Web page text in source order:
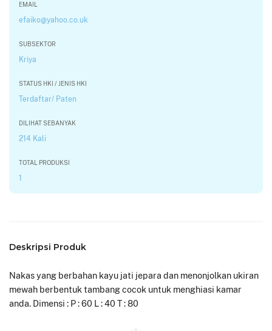
EMAIL
efaiko@yahoo.co.uk
SUBSEKTOR
Kriya
STATUS HKI / JENIS HKI
Terdaftar/ Paten
DILIHAT SEBANYAK
214 Kali
TOTAL PRODUKSI
1
Deskripsi Produk
Nakas yang berbahan kayu jati jepara dan menonjolkan ukiran
mewah berbentuk tambang cocok untuk menghiasi kamar
anda. Dimensi : P : 60 L : 40 T : 80